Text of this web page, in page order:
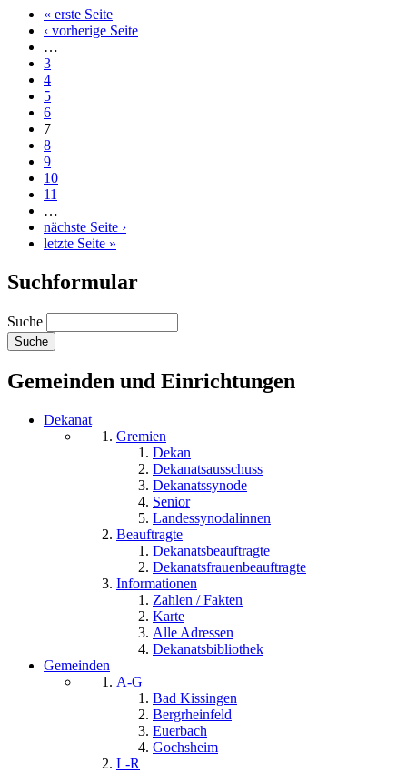
« erste Seite
‹ vorherige Seite
…
3
4
5
6
7
8
9
10
11
…
nächste Seite ›
letzte Seite »
Suchformular
Suche
Gemeinden und Einrichtungen
Dekanat
Gremien
Dekan
Dekanatsausschuss
Dekanatssynode
Senior
Landessynodalinnen
Beauftragte
Dekanatsbeauftragte
Dekanatsfrauenbeauftragte
Informationen
Zahlen / Fakten
Karte
Alle Adressen
Dekanatsbibliothek
Gemeinden
A-G
Bad Kissingen
Bergrheinfeld
Euerbach
Gochsheim
L-R